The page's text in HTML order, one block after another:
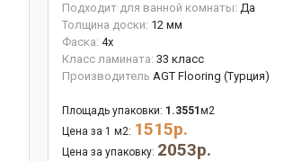
Подходит для ванной комнаты: Да
Толщина доски: 12 мм
Фаска: 4x
Класс ламината: 33 класс
Производитель AGT Flooring (Турция)
Площадь упаковки: 1.3551 м2
Цена за 1 м2: 1515р.
Цена за упаковку: 2053р.